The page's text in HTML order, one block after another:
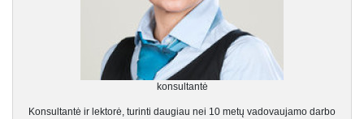
konsultantė
Konsultantė ir lektorė, turinti daugiau nei 10 metų vadovaujamo darbo